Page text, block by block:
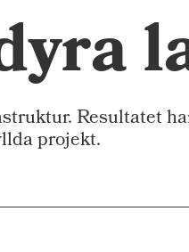
Resultatet
projekt.